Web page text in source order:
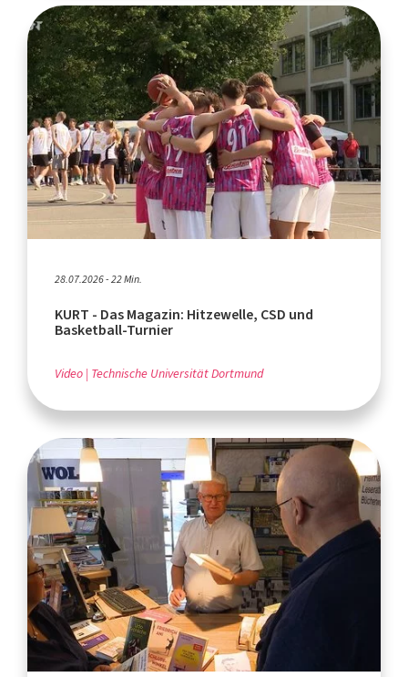
28.07.2026 - 22 Min.
KURT - Das Magazin: Hitzewelle, CSD und
Basketball-Turnier
Video Technische Universität Dortmund